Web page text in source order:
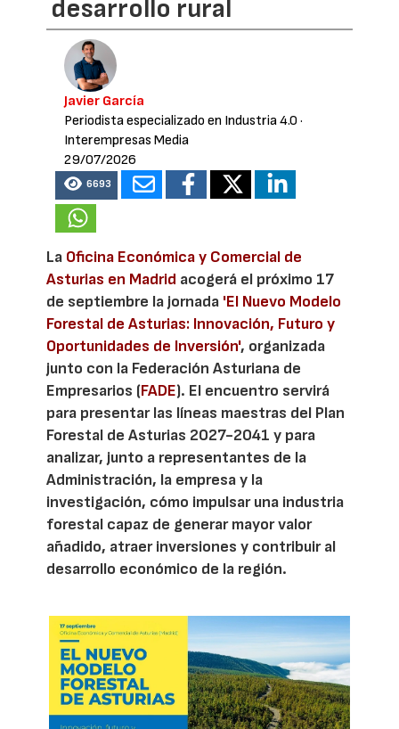
desarrollo rural
Javier García
Periodista especializado en Industria 4.0 ·
Interempresas Media
29/07/2026
6693
La Oficina Económica y Comercial de
Asturias en Madrid acogerá el próximo 17
de septiembre la jornada 'El Nuevo Modelo
Forestal de Asturias: Innovación, Futuro y
Oportunidades de Inversión', organizada
junto con la Federación Asturiana de
Empresarios (FADE). El encuentro servirá
para presentar las líneas maestras del Plan
Forestal de Asturias 2027-2041 y para
analizar, junto a representantes de la
Administración, la empresa y la
investigación, cómo impulsar una industria
forestal capaz de generar mayor valor
añadido, atraer inversiones y contribuir al
desarrollo económico de la región.